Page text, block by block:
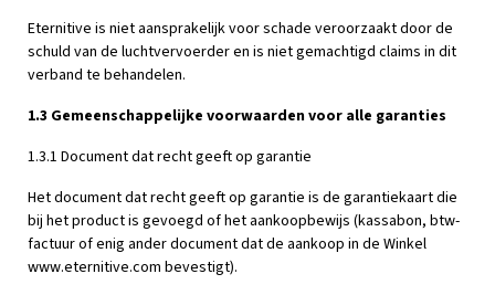
Eternitive is niet aansprakelijk voor schade veroorzaakt door de
schuld van de luchtvervoerder en is niet gemachtigd claims in dit
verband te behandelen.
1.3 Gemeenschappelijke voorwaarden voor alle garanties
1.3.1 Document dat recht geeft op garantie
Het document dat recht geeft op garantie is de garantiekaart die
bij het product is gevoegd of het aankoopbewijs (kassabon, btw-
factuur of enig ander document dat de aankoop in de Winkel
www.eternitive.com bevestigt).